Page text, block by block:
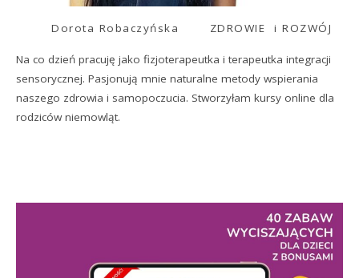
Dorota Robaczyńska ZDROWIE i ROZWÓJ
Na co dzień pracuję jako fizjoterapeutka i terapeutka integracji
sensorycznej. Pasjonują mnie naturalne metody wspierania
naszego zdrowia i samopoczucia. Stworzyłam kursy online dla
rodziców niemowląt.